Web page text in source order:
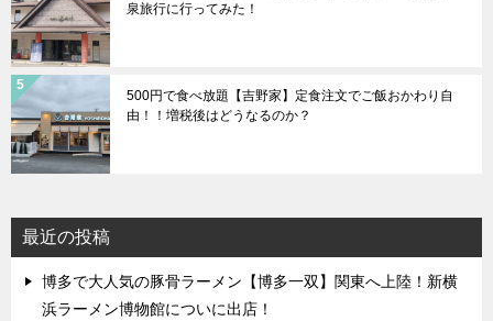
泉旅行に行ってみた！
500円で食べ放題【吉野家】定食注文でご飯おかわり自
由！！増税後はどうなるのか？
最近の投稿
博多で大人気の豚骨ラーメン【博多一双】関東へ上陸！新横
浜ラーメン博物館についに出店！